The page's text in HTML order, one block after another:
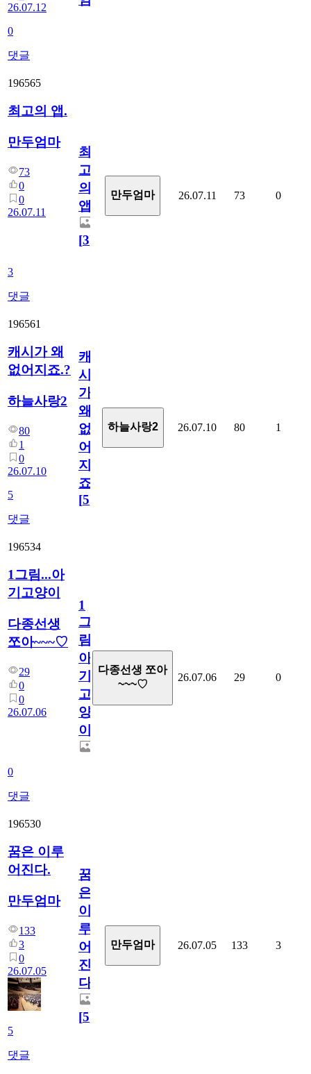
26.07.12
0
댓글
196565
최고의 앱.
만두엄마
73
0
0
26.07.11
3
댓글
최
고
의
앱.
[3]
만두엄마 26.07.11 73 0
196561
캐시가 왜
없어지죠.?
하늘사랑2
80
1
0
26.07.10
5
댓글
캐
시
가
왜
없
어
지
죠.?
[5]
하늘사랑2 26.07.10 80 1
196534
1그림...아
기고양이
다종선생
쪼아~~~♡
29
0
0
26.07.06
0
댓글
1
그
림...
아
기
고
양
이
다종선생 쪼아
~~~♡
26.07.06 29 0
196530
꿈은 이루
어진다.
만두엄마
133
3
0
26.07.05
5
댓글
꿈
은
이
루
어
진
다.
[5]
만두엄마 26.07.05 133 3